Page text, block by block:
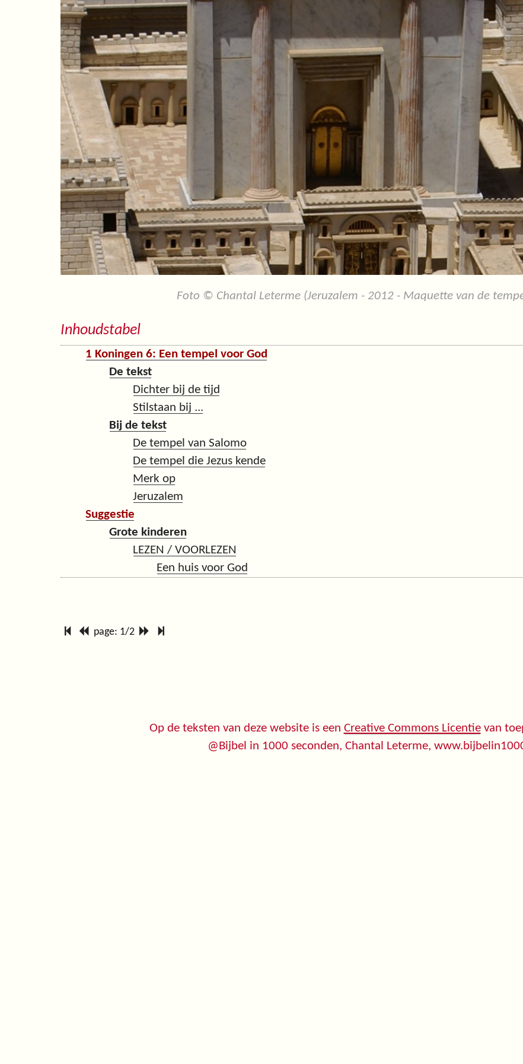
Foto © Chantal Leterme (Jeruzalem - 2012 - Maquette van de
Inhoudstabel
1 Koningen 6: Een tempel voor God
De tekst
Dichter bij de tijd
Stilstaan bij ...
Bij de tekst
De tempel van Salomo
De tempel die Jezus kende
Merk op
Jeruzalem
Suggestie
Grote kinderen
LEZEN / VOORLEZEN
Een huis voor God
page: 1/2
Op de teksten van deze website is een Creative Commons Licentievan
@Bijbel in 1000 seconden, Chantal Leterme,